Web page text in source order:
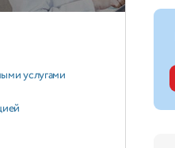
услугами